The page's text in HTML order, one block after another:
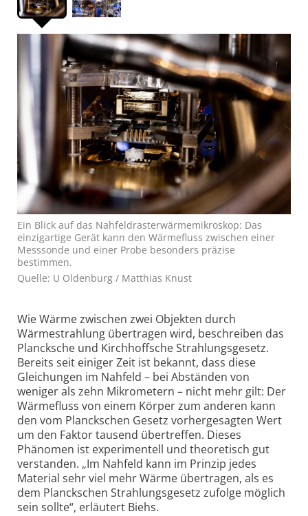
Ein Blick auf das Nahfeldrasterwärmemikroskop: Das
einzigartige Gerät kann den Wärmefluss zwischen einer
Messsonde und einer Probe besonders präzise
bestimmen.
Quelle: U Oldenburg / Matthias Knust
Wie Wärme zwischen zwei Objekten durch
Wärmestrahlung übertragen wird, beschreiben das
Plancksche und Kirchhoffsche Strahlungsgesetz.
Bereits seit einiger Zeit ist bekannt, dass diese
Gleichungen im Nahfeld – bei Abständen von
weniger als zehn Mikrometern – nicht mehr gilt: Der
Wärmefluss von einem Körper zum anderen kann
den vom Planckschen Gesetz vorhergesagten Wert
um den Faktor tausend übertreffen. Dieses
Phänomen ist experimentell und theoretisch gut
verstanden. „Im Nahfeld kann im Prinzip jedes
Material sehr viel mehr Wärme übertragen, als es
dem Planckschen Strahlungsgesetz zufolge möglich
sein sollte“, erläutert Biehs.